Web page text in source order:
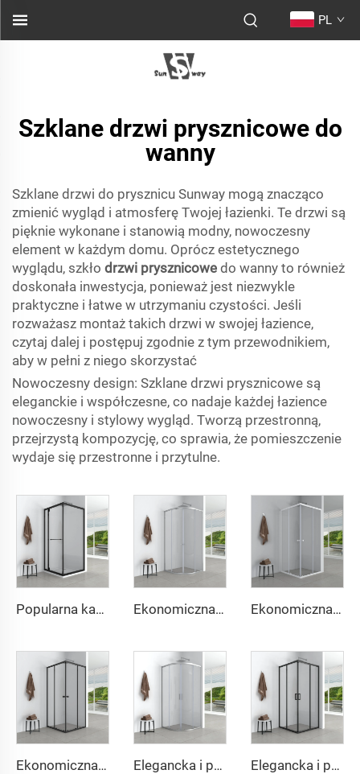
PL
Szklane drzwi prysznicowe do
wanny
Szklane drzwi do prysznicu Sunway mogą znacząco
zmienić wygląd i atmosferę Twojej łazienki. Te drzwi są
pięknie wykonane i stanowią modny, nowoczesny
element w każdym domu. Oprócz estetycznego
wyglądu, szkło drzwi prysznicowe do wanny to również
doskonała inwestycja, ponieważ jest niezwykle
praktyczne i łatwe w utrzymaniu czystości. Jeśli
rozważasz montaż takich drzwi w swojej łazience,
czytaj dalej i postępuj zgodnie z tym przewodnikiem,
aby w pełni z niego skorzystać
Nowoczesny design: Szklane drzwi prysznicowe są
eleganckie i współczesne, co nadaje każdej łazience
nowoczesny i stylowy wygląd. Tworzą przestronną,
przejrzystą kompozycję, co sprawia, że pomieszczenie
wydaje się przestronne i przytulne.
Popularna kabina prysznicowa z bocznym przesuwem drzwi Projekt oszczędzający przestrzeń z funkcją miękkiego zamknięcia Ekonomiczna i prosta okrągła kabina prysznicowa Ekonomiczna i prosta kabina łazienkowa w kształcie kwadratu
Ekonomiczna i prosta kabina łazienkowa w kształcie kwadratu Elegancka i prosta okrągła kabina łazienkowa Elegancka i prosta kwadratowa kabina prysznicowa